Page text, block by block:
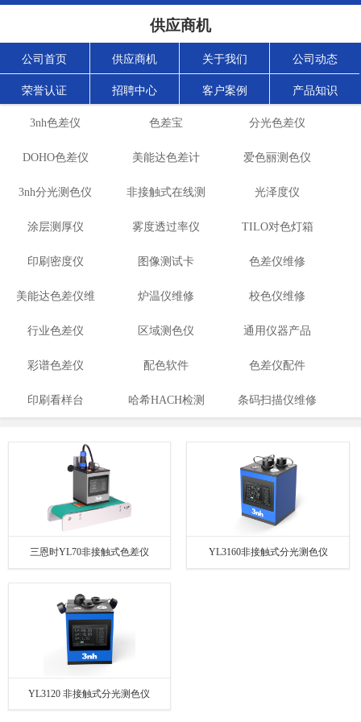
供应商机
公司首页 供应商机 关于我们 公司动态
荣誉认证 招聘中心 客户案例 产品知识
3nh色差仪 色差宝 分光色差仪
DOHO色差仪 美能达色差计 爱色丽测色仪
3nh分光测色仪 非接触式在线测
色仪
光泽度仪
涂层测厚仪 雾度透过率仪 TILO对色灯箱
印刷密度仪 图像测试卡 色差仪维修
美能达色差仪维
修
炉温仪维修 校色仪维修
行业色差仪 区域测色仪 通用仪器产品
彩谱色差仪 配色软件 色差仪配件
印刷看样台 哈希HACH检测 条码扫描仪维修
三恩时YL70非接触式色差仪 YL3160非接触式分光测色仪
YL3120 非接触式分光测色仪